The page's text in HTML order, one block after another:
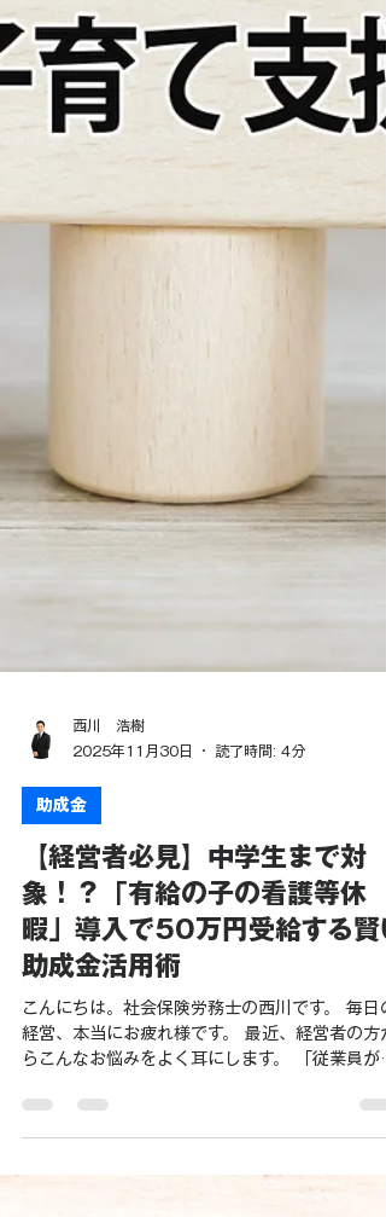
第2子出産をきっかけに職場環境を劇的改善！ 今
回の事例は、ある従業員が「第2子の出産」を控
ていたケースです。この企業では、第1子の時か
計画的に準備を進め、結果として3つの助成金を
ル活用しました。 受給額の内訳：合計 1,52
西川 浩樹
2025年11月30日
読了時間: 4分
助成金
【経営者必見】中学生まで対
象！？「有給の子の看護等休
経営、本当にお疲れ様です。 最近、経営者の方